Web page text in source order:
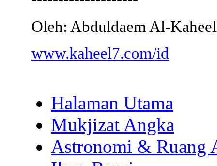
Oleh: Abduldaem Al-Kaheel
www.kaheel7.com/id
Halaman Utama
Mukjizat Angka
Astronomi & Ruang